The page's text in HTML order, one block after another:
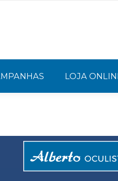
LOJA